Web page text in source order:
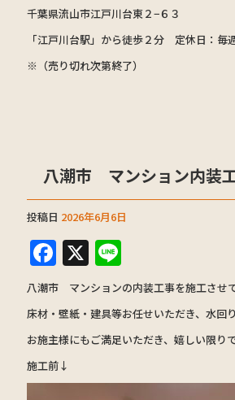
千葉県流山市江戸川台東２−６３
「江戸川台駅」から徒歩２分 定休日：
※（売り切れ次第終了）
八潮市 マンション内装
投稿日 2026年6月6日
F
a
c
e
b
o
X
n
e
八潮市 マンションの内装工事を施工させ
床材・壁紙・建具等お任せいただき、水回
お施主様にもご満足いただき、嬉しい限りで
施工前↓